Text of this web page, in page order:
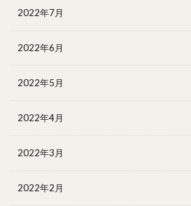
2022年7月
2022年6月
2022年5月
2022年4月
2022年3月
2022年2月